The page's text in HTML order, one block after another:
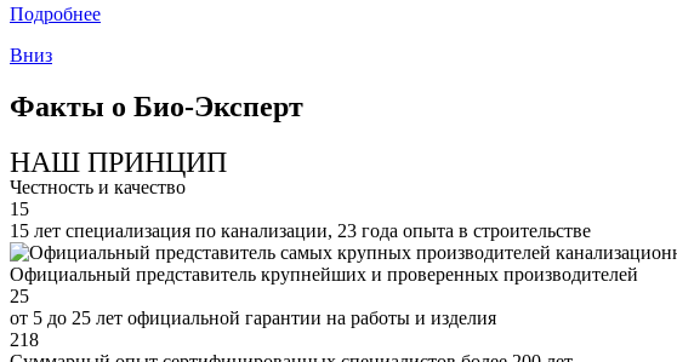
Подробнее
Вниз
Факты о Био-Эксперт
НАШ ПРИНЦИП
Честность и качество
15
15 лет специализация по канализации, 23 года опыта в строительстве
Официальный представитель крупнейших и проверенных производителей
25
от 5 до 25 лет официальной гарантии на работы и изделия
218